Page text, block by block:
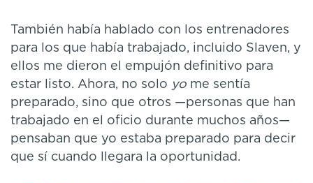
También había hablado con los entrenadores
para los que había trabajado, incluido Slaven, y
ellos me dieron el empujón definitivo para
estar listo. Ahora, no solo yo me sentía
preparado, sino que otros —personas que han
trabajado en el oficio durante muchos años—
pensaban que yo estaba preparado para decir
que sí cuando llegara la oportunidad.